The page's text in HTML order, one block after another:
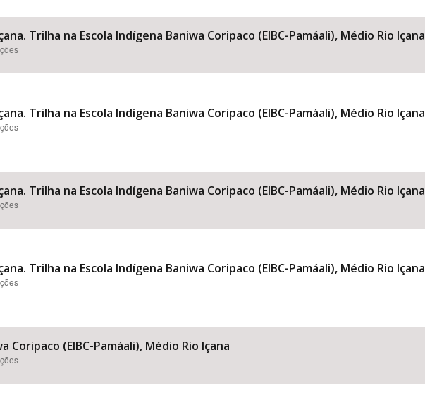
Trilha na Escola Indígena Baniwa Coripaco (EIBC-Pamáali), Médio Rio Içana
Trilha na Escola Indígena Baniwa Coripaco (EIBC-Pamáali), Médio Rio Içana
Trilha na Escola Indígena Baniwa Coripaco (EIBC-Pamáali), Médio Rio Içana
Trilha na Escola Indígena Baniwa Coripaco (EIBC-Pamáali), Médio Rio Içana
Coripaco (EIBC-Pamáali), Médio Rio Içana